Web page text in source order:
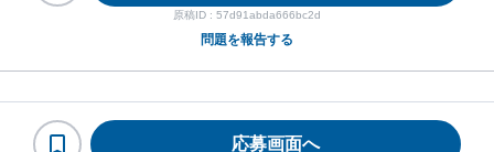
原稿ID : 57d91abda666bc2d
問題を報告する
応募画面へ